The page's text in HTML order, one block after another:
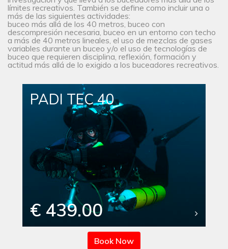
límites recreativos. También se define como incluir una o
más de las siguientes actividades:
buceo más allá de los 40 metros, buceo con
descompresión necesaria, buceo en un entorno con techo
a más de 40 metros lineales, el uso de mezclas de gases
variables durante un buceo y/o el uso de tecnologías de
buceo que requieren disciplina, reflexión, formación y
actitud más allá de lo exigido a los buceadores recreativos.
PADI TEC 40
€ 439.00
Book Now